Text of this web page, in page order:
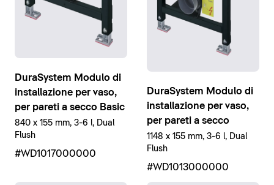
DuraSystem Modulo di
installazione per vaso,
per pareti a secco Basic
840 x 155 mm, 3-6 l, Dual
Flush
#WD1017000000
DuraSystem Modulo di
installazione per vaso,
per pareti a secco
1148 x 155 mm, 3-6 l, Dual
Flush
#WD1013000000